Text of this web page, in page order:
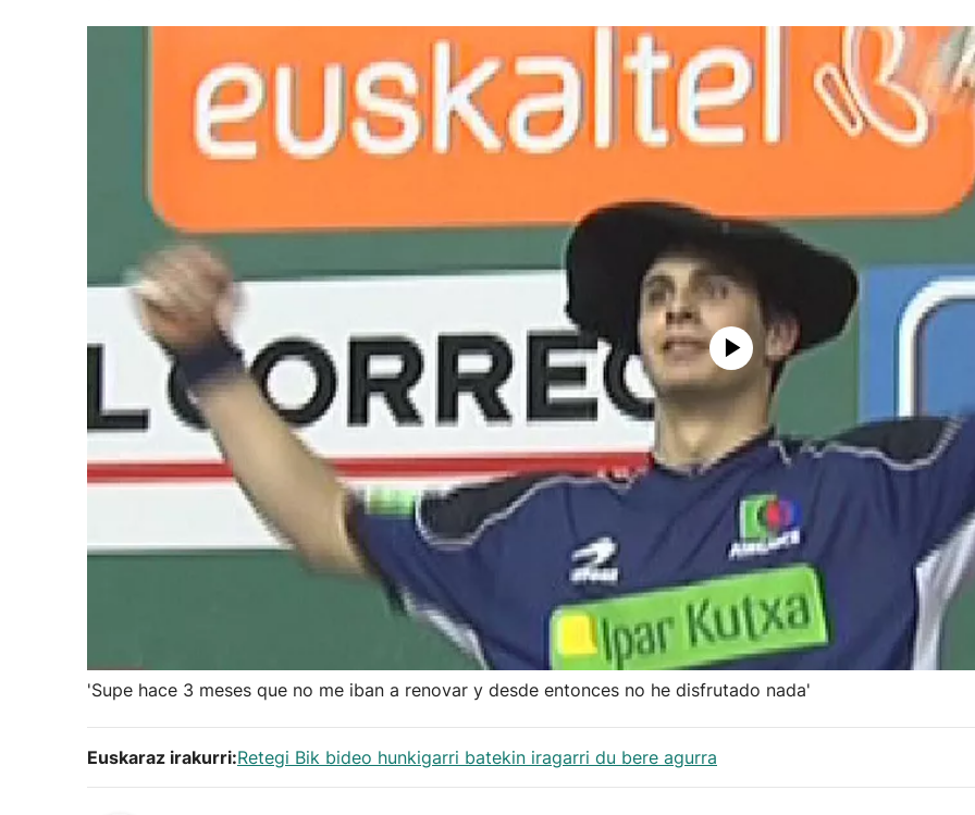
'Supe hace 3 meses que no me iban a renovar y desde entonces no he disfrutado nada'
Euskaraz irakurri:Retegi Bik bideo hunkigarri batekin iragarri du bere agurra